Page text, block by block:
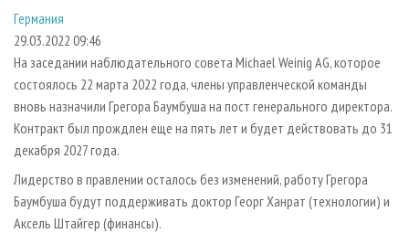
СУШКА ДРЕВЕСИНЫ
ПРОИЗВОДСТВО ДРЕВЕСНЫХ ПЛИТ
ДЕРЕВЯННОЕ ДОМОСТРОЕНИЕ
ПРОИЗВОДСТВО МЕБЕЛИ
БИОЭНЕРГЕТИКА
ЦБП
ИНСТРУМЕНТ И МАТЕРИАЛЫ
ПЕРСОНЫ
МОБИЛЬНЫЕ ВЫСТАВКИ
ОФИЦИАЛЬНЫЕ ДЕЛЕГАЦИИ
ПРИОРИТЕТНЫЕ ИНВЕСТПРОЕКТЫ
RUSSIAN FORESTRY REVIEW
ГАЗЕТА ЛЕСПРОМФОРУМ
БИБЛИОТЕКА СПЕЦИАЛИСТА
КОНТАКТЫ
РЕКЛАМОДАТЕЛЯМ
РЕКЛАМА
РЕКЛАМА НА САЙТЕ
Германия
29.03.2022 09:46
На заседании наблюдательного совета Michael Weinig AG, которое
состоялось 22 марта 2022 года, члены управленческой команды
вновь назначили Грегора Баумбуша на пост генерального директора.
Контракт был прождлен еще на пять лет и будет действовать до 31
декабря 2027 года.
Лидерство в правлении осталось без изменений, работу Грегора
Баумбуша будут поддерживать доктор Георг Ханрат (технологии) и
Аксель Штайгер (финансы).